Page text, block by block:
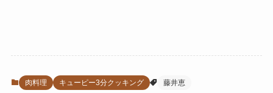
肉料理 キューピー3分クッキング 藤井恵